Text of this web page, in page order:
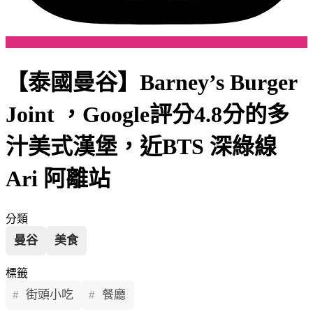
【泰國曼谷】Barney’s Burger
Joint ，Google評分4.8分的多
汁美式漢堡，近BTS 深綠線
Ari 阿離站
分類
曼谷 美食
標籤
街頭小吃 餐廳